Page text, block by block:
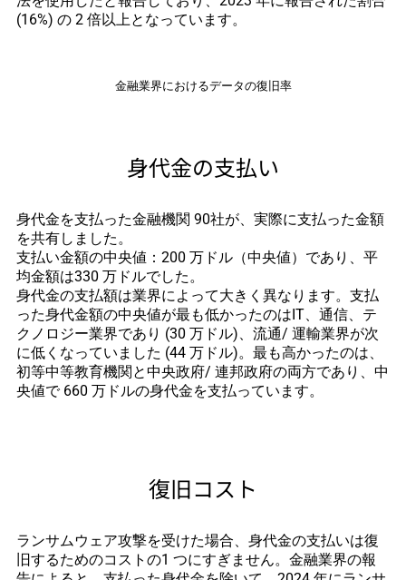
(16%) の 2 倍以上となっています。
金融業界におけるデータの復旧率
身代金の支払い
身代金を支払った金融機関 90社が、実際に支払った金額
を共有しました。
支払い金額の中央値：200 万ドル（中央値）であり、平
均金額は330 万ドルでした。
身代金の支払額は業界によって大きく異なります。支払
った身代金額の中央値が最も低かったのはIT、通信、テ
クノロジー業界であり (30 万ドル)、流通/ 運輸業界が次
に低くなっていました (44 万ドル)。最も高かったのは、
初等中等教育機関と中央政府/ 連邦政府の両方であり、中
央値で 660 万ドルの身代金を支払っています。
復旧コスト
ランサムウェア攻撃を受けた場合、身代金の支払いは復
旧するためのコストの1 つにすぎません。金融業界の報